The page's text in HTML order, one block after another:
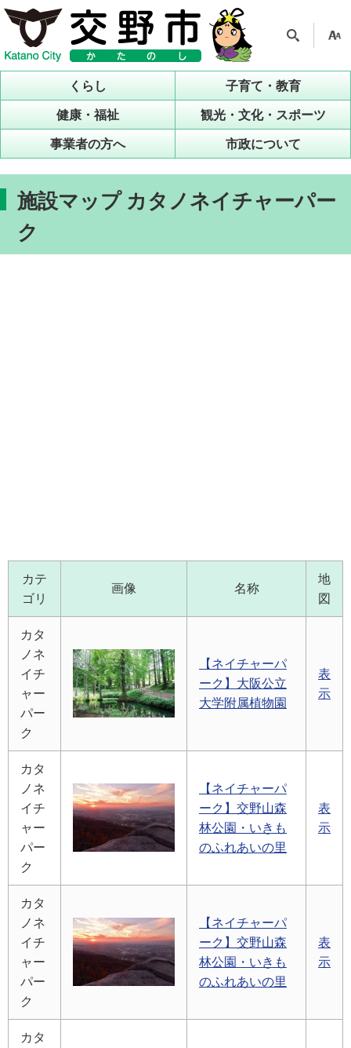
ル
くらし
子育て・教育
健康・福祉
観光・文化・スポーツ
事業者の方へ
市政について
施設マップ カタノネイチャーパー
ク
カテ
ゴリ
画像 名称
地
図
カタ
ノネ
イチ
ャー
パー
ク
【ネイチャーパ
ーク】大阪公立
大学附属植物園
表
示
カタ
ノネ
イチ
ャー
パー
ク
【ネイチャーパ
ーク】交野山森
林公園・いきも
のふれあいの里
表
示
カタ
ノネ
イチ
ャー
パー
ク
【ネイチャーパ
ーク】交野山森
林公園・いきも
のふれあいの里
表
示
カタ